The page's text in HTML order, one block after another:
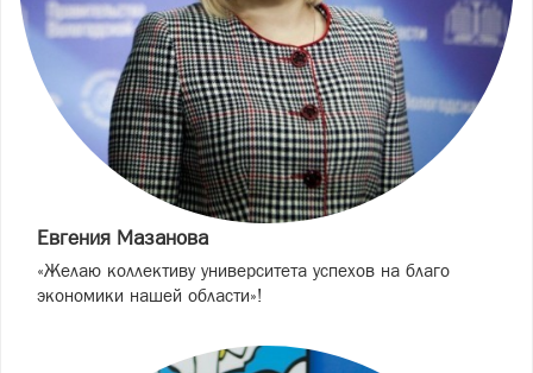
Евгения Мазанова
«Желаю коллективу университета успехов на благо
экономики нашей области»!